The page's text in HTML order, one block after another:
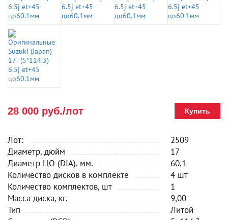
28 000 руб./лот Купить
Лот:
2509
Диаметр, дюйм
17
Диаметр ЦО (DIA), мм.
60,1
Количество дисков в комплекте
4 шт
Количество комплектов, шт
1
Масса диска, кг.
9,00
Тип
Литой